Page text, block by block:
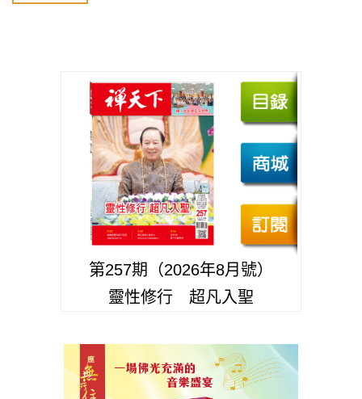
第257期（2026年8月號）
靈性修行 超凡入聖